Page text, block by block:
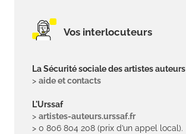
Vos interlocuteurs
La Sécurité sociale des artistes auteurs
> aide et contacts
L'Urssaf
> artistes-auteurs.urssaf.fr
> 0 806 804 208 (prix d’un appel local).